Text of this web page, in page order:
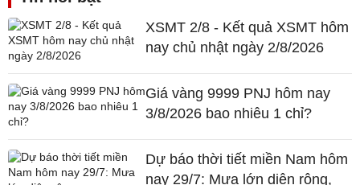
XSMT 2/8 - Kết quả XSMT hôm
nay chủ nhật ngày 2/8/2026
Giá vàng 9999 PNJ hôm nay
3/8/2026 bao nhiêu 1 chỉ?
Dự báo thời tiết miền Nam hôm
nay 29/7: Mưa lớn diện rộng,